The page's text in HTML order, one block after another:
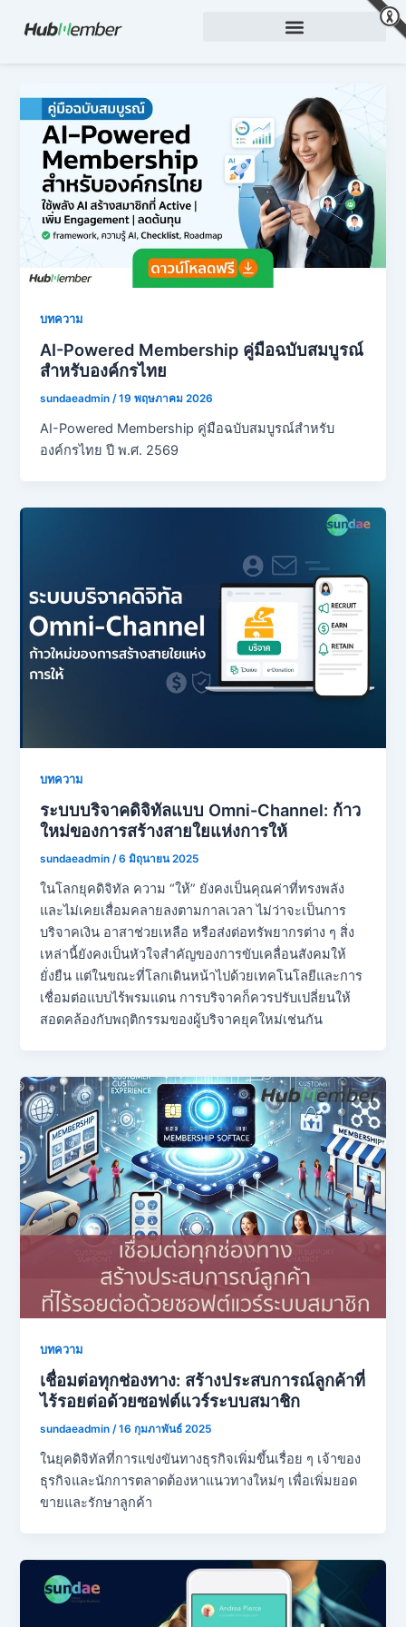
บทความ
AI-Powered Membership คู่มือฉบับสมบูรณ์
สำหรับองค์กรไทย
sundaeadmin/19 พฤษภาคม 2026
AI-Powered Membership คู่มือฉบับสมบูรณ์สำหรับ
องค์กรไทย ปี พ.ศ. 2569
บทความ
ระบบบริจาคดิจิทัลแบบ Omni-Channel: ก้าว
ใหม่ของการสร้างสายใยแห่งการให้
sundaeadmin/6 มิถุนายน 2025
ในโลกยุคดิจิทัล ความ “ให้” ยังคงเป็นคุณค่าที่ทรงพลัง
และไม่เคยเสื่อมคลายลงตามกาลเวลา ไม่ว่าจะเป็นการ
บริจาคเงิน อาสาช่วยเหลือ หรือส่งต่อทรัพยากรต่าง ๆ สิ่ง
เหล่านี้ยังคงเป็นหัวใจสำคัญของการขับเคลื่อนสังคมให้
ยั่งยืน แต่ในขณะที่โลกเดินหน้าไปด้วยเทคโนโลยีและการ
เชื่อมต่อแบบไร้พรมแดน การบริจาคก็ควรปรับเปลี่ยนให้
สอดคล้องกับพฤติกรรมของผู้บริจาคยุคใหม่เช่นกัน
บทความ
เชื่อมต่อทุกช่องทาง: สร้างประสบการณ์ลูกค้าที่
ไร้รอยต่อด้วยซอฟต์แวร์ระบบสมาชิก
sundaeadmin/16 กุมภาพันธ์ 2025
ในยุคดิจิทัลที่การแข่งขันทางธุรกิจเพิ่มขึ้นเรื่อย ๆ เจ้าของ
ธุรกิจและนักการตลาดต้องหาแนวทางใหม่ๆ เพื่อเพิ่มยอด
ขายและรักษาลูกค้า